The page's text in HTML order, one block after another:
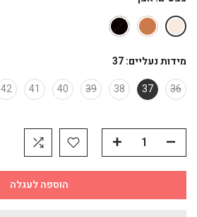
מידות נעליים:37
36
37
38
39
40
41
42
הוספה לעגלה